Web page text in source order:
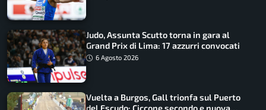
Judo, Assunta Scutto torna in gara al
Grand Prix di Lima: 17 azzurri convocati
6 Agosto 2026
Vuelta a Burgos, Gall trionfa sul Puerto
del Escudo: Ciccone secondo e nuova